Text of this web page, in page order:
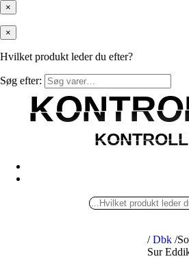
×
×
Hvilket produkt leder du efter?
Søg efter:
/ Dbk /
Sur